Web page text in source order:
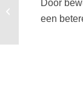
Door
een
Welke partij kies
de klimaatstrijd?